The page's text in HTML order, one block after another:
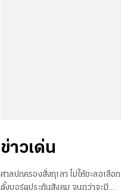
ข่าวเด่น
ศาลปกครองสั่งทุเลา ไม่ให้ชะลอเลือก
ตั้งบอร์ดประกันสังคม จนกว่าจะมีคำ